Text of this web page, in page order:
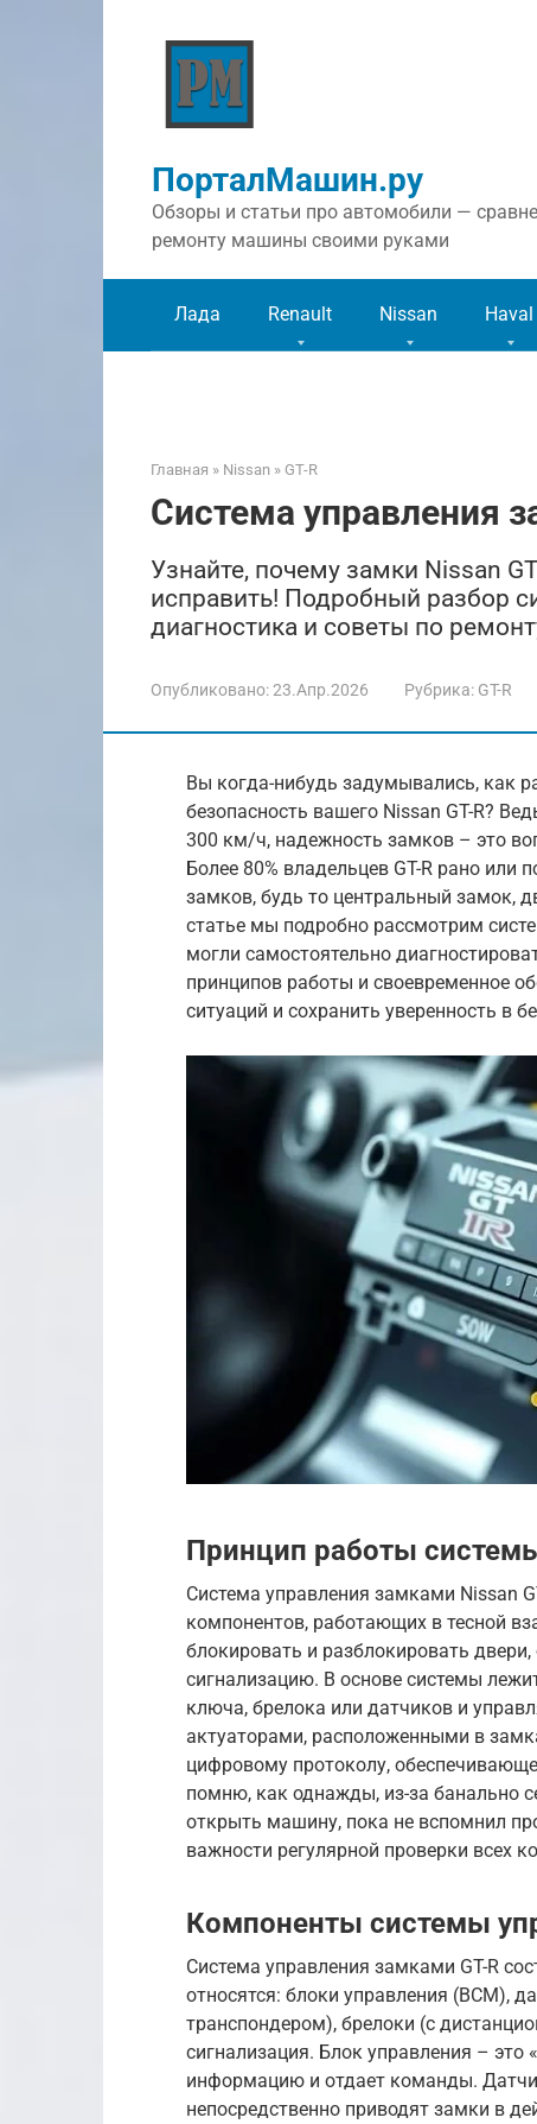
ПорталМашин.ру
Обзоры и статьи про автомобили —
ремонту машины своими руками
Лада Renault Nissan Haval
Главная » Nissan » GT-R
Система управления
Узнайте, почему замки Nissan
исправить! Подробный разбор
диагностика и советы по
Опубликовано:23.Апр.2026 Рубрика: GT-R
Вы когда-нибудь задумывались, как
безопасность вашего Nissan GT-R?
300 км/ч, надежность замков – это
Более 80% владельцев GT-R рано или
замков, будь то центральный замок,
статье мы подробно рассмотрим
могли самостоятельно
принципов работы и своевременное
ситуаций и сохранить уверенность в
Принцип работы
Система управления замками Nissan
компонентов, работающих в тесной
блокировать и разблокировать
сигнализацию. В основе системы
ключа, брелока или датчиков и
актуаторами, расположенными в
цифровому протоколу,
помню, как однажды, из-за банально
открыть машину, пока не вспомнил
важности регулярной проверки всех
Компоненты системы
Система управления замками GT-R
относятся: блоки управления (BCM),
транспондером), брелоки (с
сигнализация. Блок управления –
информацию и отдает команды.
непосредственно приводят замки в